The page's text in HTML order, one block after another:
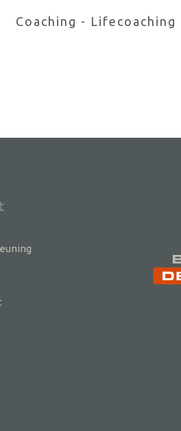
Coaching - Lifecoaching